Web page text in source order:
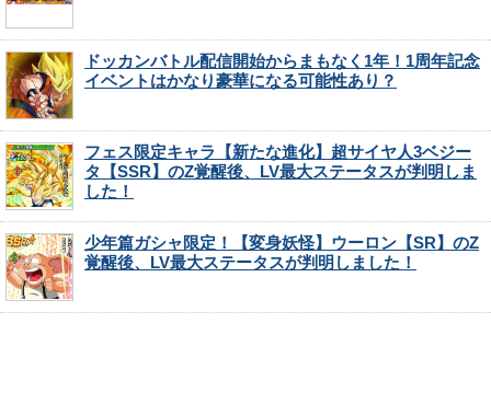
ドッカンバトル配信開始からまもなく1年！1周年記念
イベントはかなり豪華になる可能性あり？
フェス限定キャラ【新たな進化】超サイヤ人3ベジー
タ【SSR】のZ覚醒後、LV最大ステータスが判明しま
した！
少年篇ガシャ限定！【変身妖怪】ウーロン【SR】のZ
覚醒後、LV最大ステータスが判明しました！